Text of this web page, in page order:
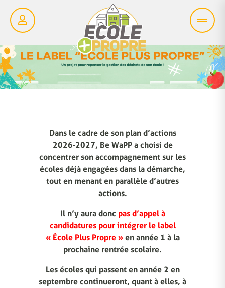
Dans le cadre de son plan d’actions
2026‑2027, Be WaPP a choisi de
concentrer son accompagnement sur les
écoles déjà engagées dans la démarche,
tout en menant en parallèle d’autres
actions.
Il n’y aura donc pas d’appel à
candidatures pour intégrer le label
« École Plus Propre »en année 1 à la
prochaine rentrée scolaire.
Les écoles qui passent en année 2 en
septembre continueront, quant à elles, à